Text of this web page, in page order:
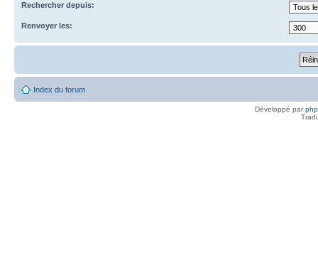
Rechercher depuis:
Renvoyer les:
Index du forum
Développé par